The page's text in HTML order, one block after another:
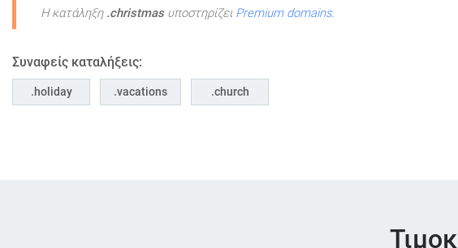
Η κατάληξη .christmasυποστηρίζει Premium domains.
Συναφείς καταλήξεις:
holiday vacations church